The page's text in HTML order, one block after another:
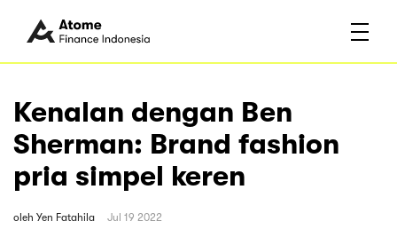
Kenalan dengan Ben
Sherman: Brand fashion
pria simpel keren
oleh Yen Fatahila Jul 19 2022